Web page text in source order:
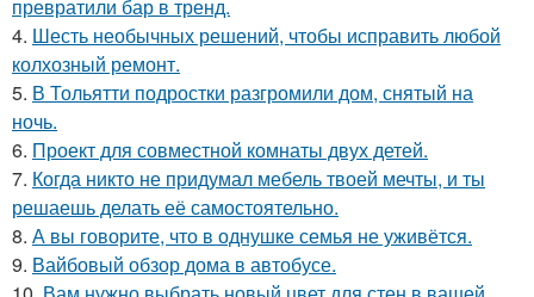
превратили бар в тренд.
4. Шесть необычных решений, чтобы исправить любой
колхозный ремонт.
5. В Тольятти подростки разгромили дом, снятый на
ночь.
6. Проект для совместной комнаты двух детей.
7. Когда никто не придумал мебель твоей мечты, и ты
решаешь делать её самостоятельно.
8. А вы говорите, что в однушке семья не уживётся.
9. Вайбовый обзор дома в автобусе.